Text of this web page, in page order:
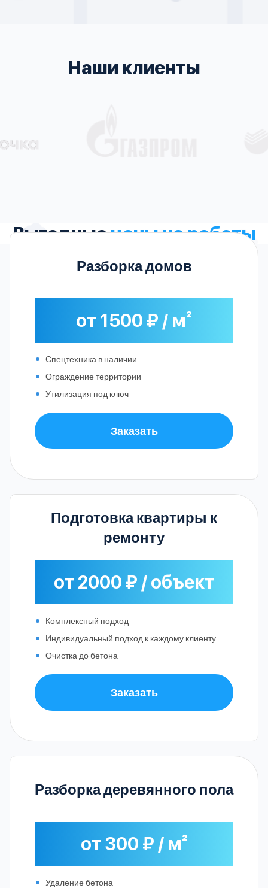
Наши клиенты
Выгодныецены на работы
Разборка домов
от 1500 ₽ / м²
Спецтехника в наличии
Ограждение территории
Утилизация под ключ
Заказать
Подготовка квартиры к
ремонту
от 2000 ₽ / объект
Комплексный подход
Индивидуальный подход к каждому клиенту
Очистка до бетона
Заказать
Разборка деревянного пола
от 300 ₽ / м²
Удаление бетона